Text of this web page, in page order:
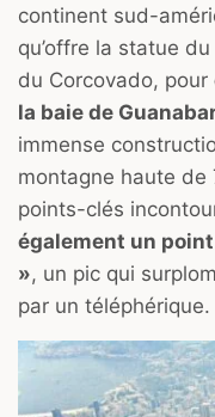
continent sud-
qu’offre la statue
du Corcovado, pour
la baie de
immense
montagne haute de
points-clés
également un
», un pic qui
par un téléphérique.